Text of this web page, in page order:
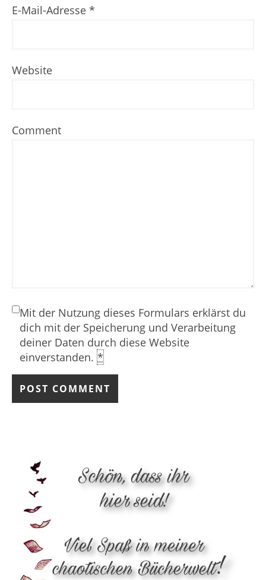
E-Mail-Adresse *
Website
Comment
Mit der Nutzung dieses Formulars erklärst du
dich mit der Speicherung und Verarbeitung
deiner Daten durch diese Website
einverstanden. *